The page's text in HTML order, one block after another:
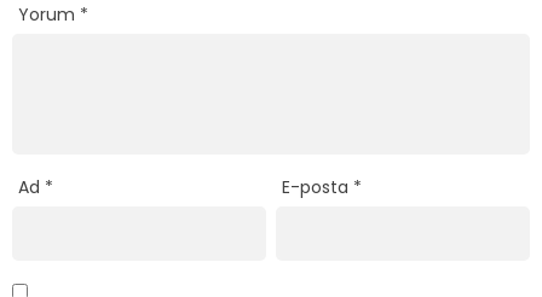
Yorum *
Ad * E-posta *